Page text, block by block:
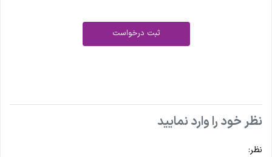
ثبت درخواست
نظر خود را وارد نمایید
نظر: